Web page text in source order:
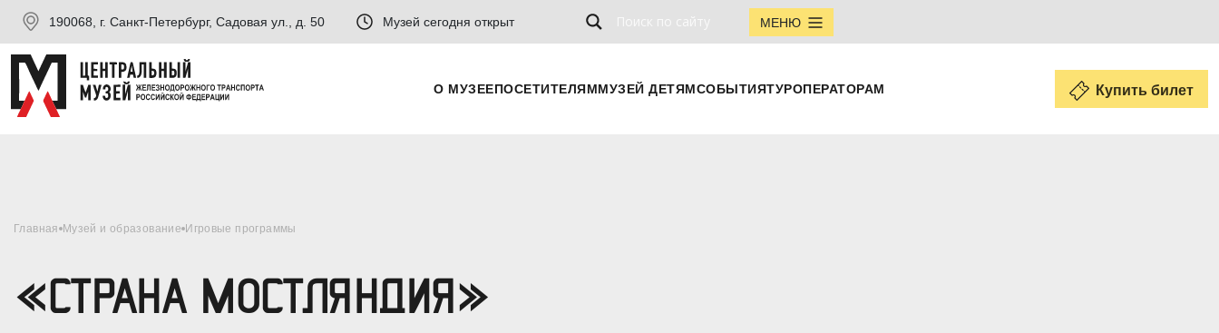
190068, г. Санкт-Петербург, Садовая ул., д. 50 Музей сегодня открыт МЕНЮ
О МУЗЕЕПОСЕТИТЕЛЯММУЗЕЙ ДЕТЯМСОБЫТИЯТУРОПЕРАТОРАМ Купить билет
Главная Музей и образование Игровые программы
«СТРАНА МОСТЛЯНДИЯ»